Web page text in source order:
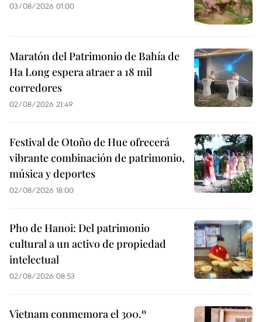
03/08/2026 01:00
Maratón del Patrimonio de Bahía de
Ha Long espera atraer a 18 mil
corredores
02/08/2026 21:49
Festival de Otoño de Hue ofrecerá
vibrante combinación de patrimonio,
música y deportes
02/08/2026 18:00
Pho de Hanoi: Del patrimonio
cultural a un activo de propiedad
intelectual
02/08/2026 08:53
Vietnam conmemora el 300.º